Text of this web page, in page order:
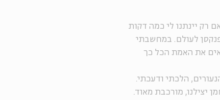
משוכנע שאם רק יינתנו לי כמה דקות
לעולם. במחשבתי
את האמת הכל כך
הלכתי ודעכתי.
יצילנו, מורכבת מאוד.